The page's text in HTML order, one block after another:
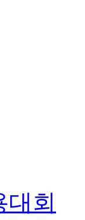
대회